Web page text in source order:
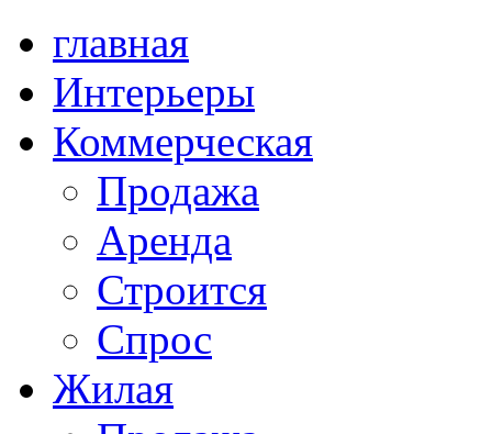
главная
Интерьеры
Коммерческая
Продажа
Аренда
Строится
Спрос
Жилая